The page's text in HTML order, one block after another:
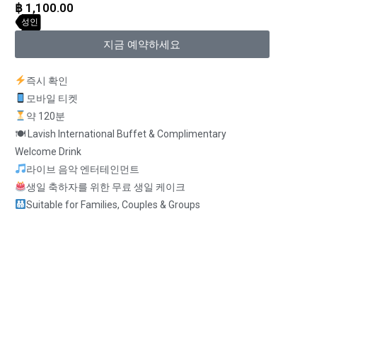
฿1,100.00
성인
지금 예약하세요
즉시 확인
모바일 티켓
약 120분
🍽 Lavish International Buffet & Complimentary
Welcome Drink
라이브 음악 엔터테인먼트
생일 축하자를 위한 무료 생일 케이크
Suitable for Families, Couples & Groups